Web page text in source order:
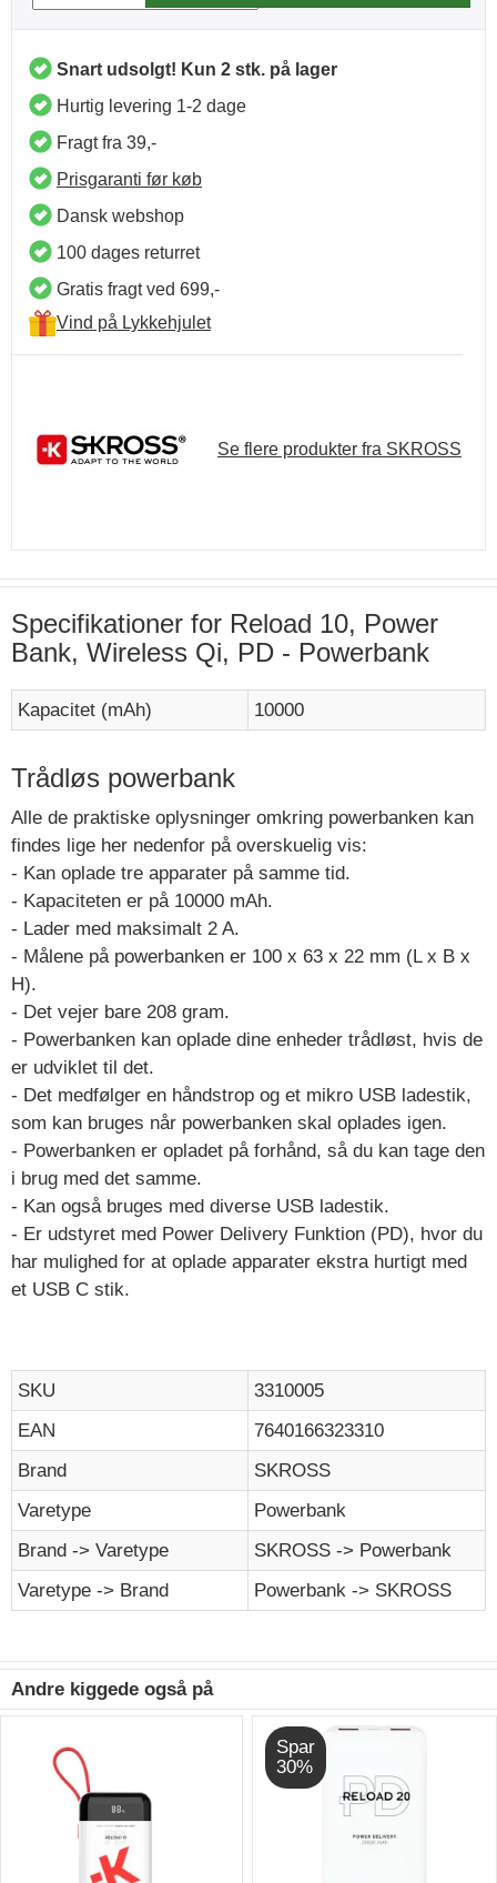
Snart udsolgt! Kun 2 stk. på lager
Hurtig levering 1-2 dage
Fragt fra 39,-
Prisgaranti før køb
Dansk webshop
100 dages returret
Gratis fragt ved 699,-
Vind på Lykkehjulet
Se flere produkter fra SKROSS
Specifikationer for Reload 10, Power
Bank, Wireless Qi, PD - Powerbank
Kapacitet (mAh) 10000
Trådløs powerbank
Alle de praktiske oplysninger omkring powerbanken kan
findes lige her nedenfor på overskuelig vis:
- Kan oplade tre apparater på samme tid.
- Kapaciteten er på 10000 mAh.
- Lader med maksimalt 2 A.
- Målene på powerbanken er 100 x 63 x 22 mm (L x B x
H).
- Det vejer bare 208 gram.
- Powerbanken kan oplade dine enheder trådløst, hvis de
er udviklet til det.
- Det medfølger en håndstrop og et mikro USB ladestik,
som kan bruges når powerbanken skal oplades igen.
- Powerbanken er opladet på forhånd, så du kan tage den
i brug med det samme.
- Kan også bruges med diverse USB ladestik.
- Er udstyret med Power Delivery Funktion (PD), hvor du
har mulighed for at oplade apparater ekstra hurtigt med
et USB C stik.
SKU
3310005
EAN
7640166323310
Brand
SKROSS
Varetype
Powerbank
Brand -> Varetype
SKROSS -> Powerbank
Varetype -> Brand
Powerbank -> SKROSS
Andre kiggede også på
Spar
30%